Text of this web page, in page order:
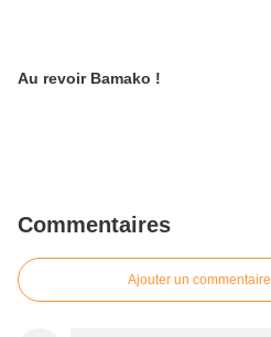
Au revoir Bamako !
Commentaires
Ajouter un commentaire